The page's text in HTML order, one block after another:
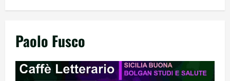
Paolo Fusco